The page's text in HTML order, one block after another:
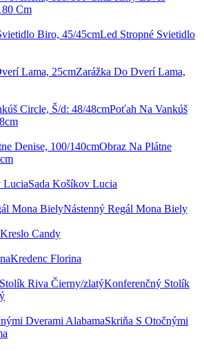
Cm
Led Stropné Svietidlo
Zarážka Do Dverí Lama,
Poťah Na Vankúš
Obraz Na Plátne
Sada Košíkov Lucia
Nástenný Regál Mona Biely
Kreslo Candy
Kredenc Florina
Konferenčný Stolík
Skriňa S Otočnými